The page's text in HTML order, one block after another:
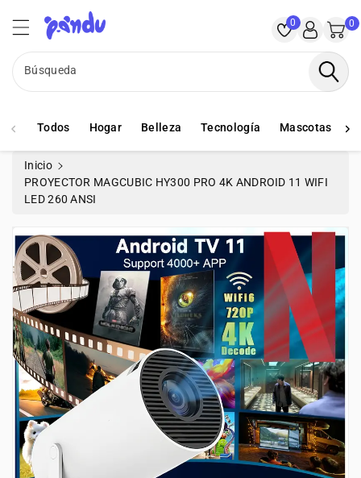
Búsqueda
0 0
Todos Hogar Belleza Tecnología Mascotas
Inicio
PROYECTOR MAGCUBIC HY300 PRO 4K ANDROID 11 WIFI
LED 260 ANSI
Producto